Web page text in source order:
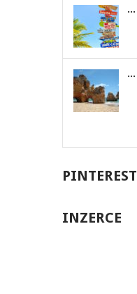
...
...
PINTEREST
INZERCE